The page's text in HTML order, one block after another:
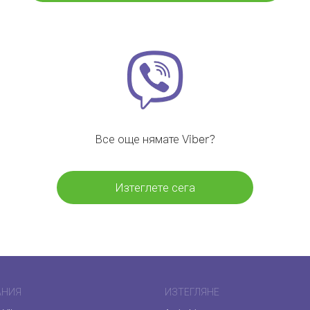
Все още нямате Viber?
Изтеглете сега
ИЗТЕГЛЯНЕ